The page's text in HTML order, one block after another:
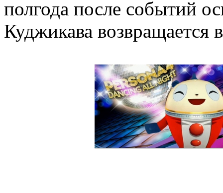
полгода после событий
Куджикава возвращается